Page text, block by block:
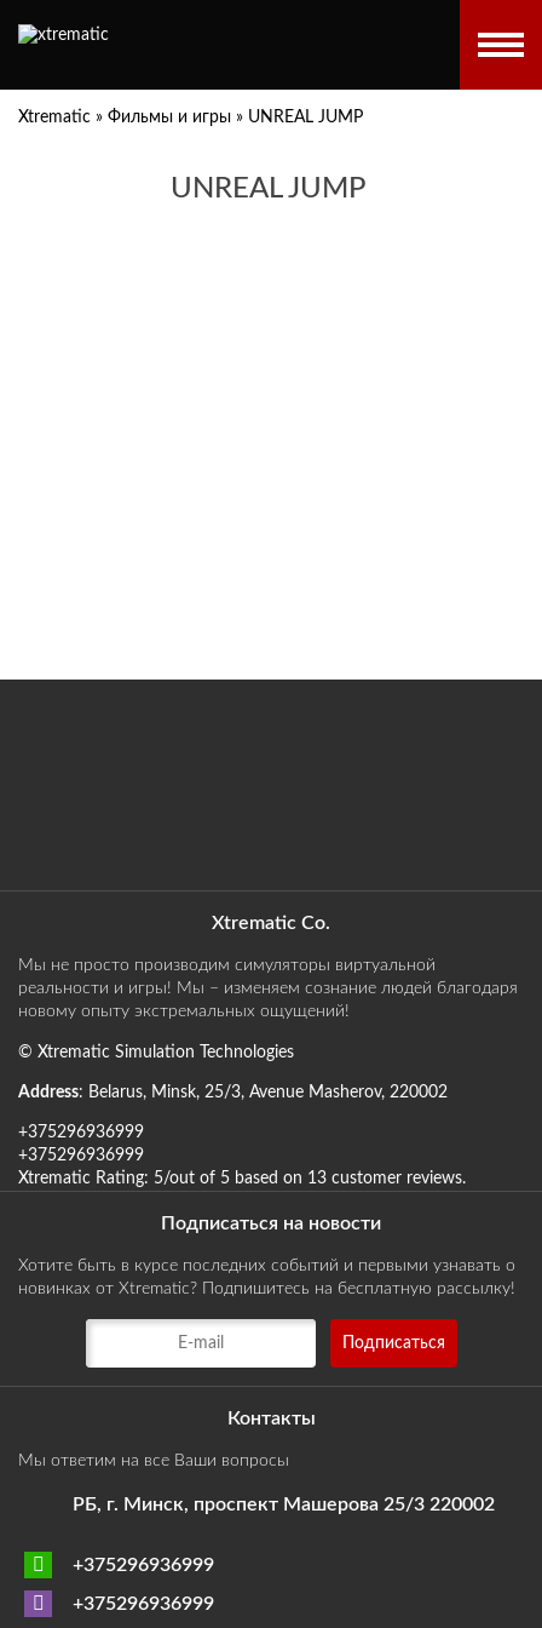
Xtrematic » Фильмы и игры » UNREAL JUMP
UNREAL JUMP
Xtrematic Co.
Мы не просто производим симуляторы виртуальной
реальности и игры! Мы – изменяем сознание людей благодаря
новому опыту экстремальных ощущений!
© Xtrematic Simulation Technologies
Address: Belarus, Minsk, 25/3, Avenue Masherov, 220002
+375296936999
+375296936999
Xtrematic Rating: 5/out of 5 based on 13 customer reviews.
Подписаться на новости
Хотите быть в курсе последних событий и первыми узнавать о
новинках от Xtrematic? Подпишитесь на бесплатную рассылку!
Контакты
Мы ответим на все Ваши вопросы
РБ, г. Минск, проспект Машерова 25/3 220002
+375296936999
+375296936999